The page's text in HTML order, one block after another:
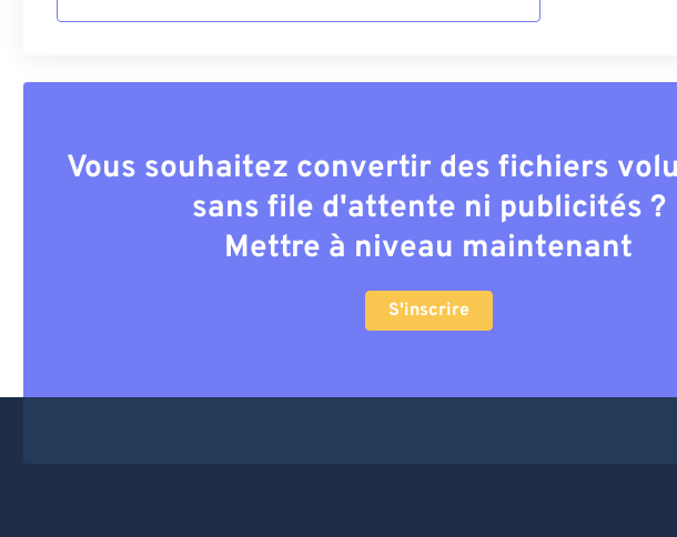
Vous souhaitez convertir des fichiers
sans file d'attente ni publicités ?
Mettre à niveau maintenant
S'inscrire